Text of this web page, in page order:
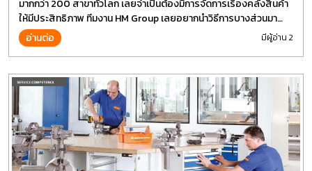
มากกว่า 200 สาขาทั่วโลก เลยจำเป็นต้องมีการจัดการเรื่องคลังสินค้า
ให้มีประสิทธิภาพ ทีมงาน HM Group เลยอยากนำวิธีการบางส่วนมา
แบ่งปันกัน
อ่านต่อ มีผู้อ่าน 2